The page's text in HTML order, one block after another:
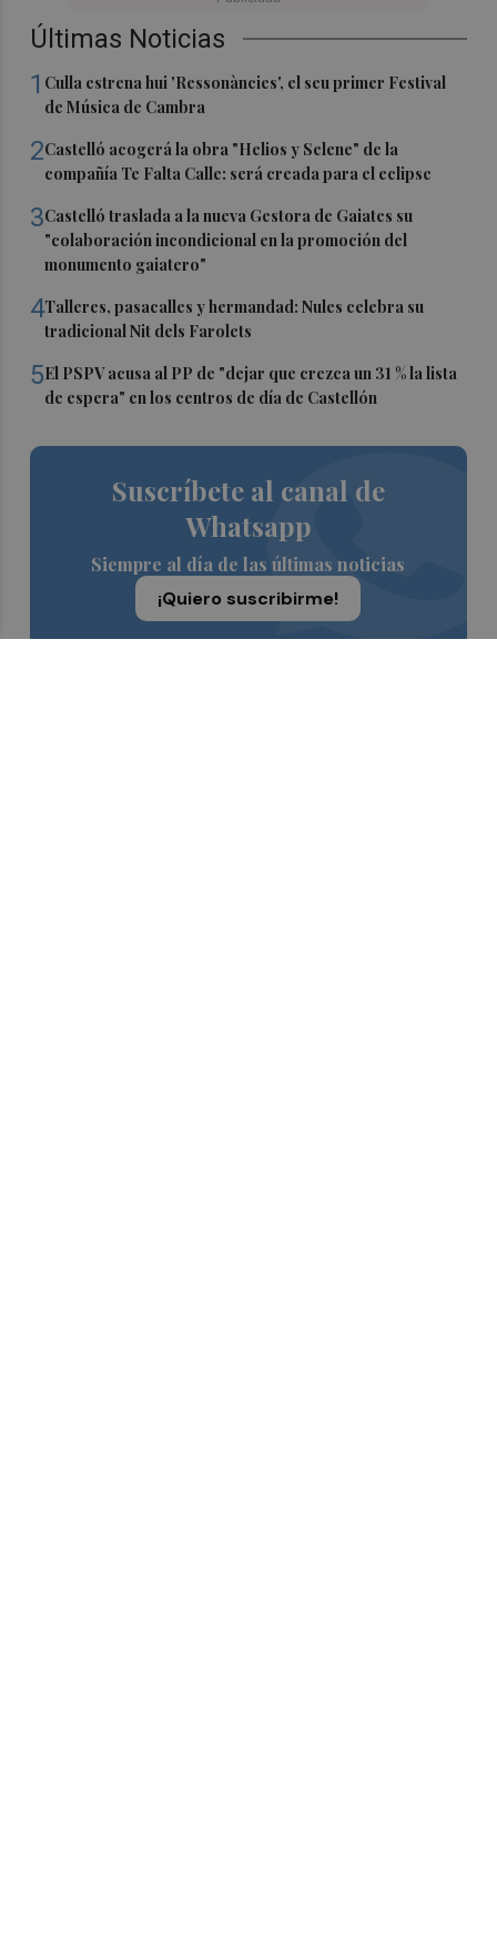
Últimas Noticias
1 Culla estrena hui 'Ressonàncies', el seu primer Festival
de Música de Cambra
2Castelló acogerá la obra "Helios y Selene" de la
compañía Te Falta Calle: será creada para el eclipse
3Castelló traslada a la nueva Gestora de Gaiates su
"colaboración incondicional en la promoción del
monumento gaiatero"
4Talleres, pasacalles y hermandad: Nules celebra su
tradicional Nit dels Farolets
5El PSPV acusa al PP de "dejar que crezca un 31 % la lista
de espera" en los centros de día de Castellón
Suscríbete al canal de
Whatsapp
Siempre al día de las últimas noticias
¡Quiero suscribirme!